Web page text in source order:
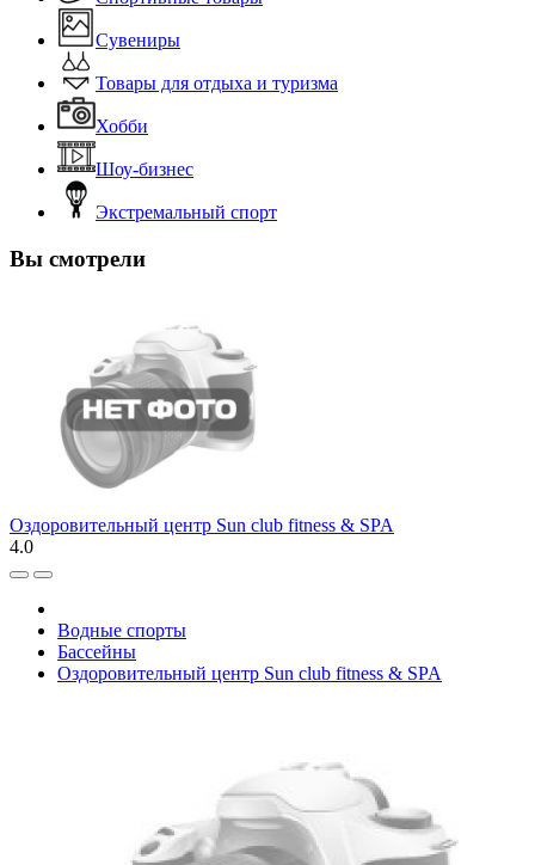
Сувениры
Товары для отдыха и туризма
Хобби
Шоу-бизнес
Экстремальный спорт
Вы смотрели
Оздоровительный центр Sun club fitness & SPA
4.0
Водные спорты
Бассейны
Оздоровительный центр Sun club fitness & SPA